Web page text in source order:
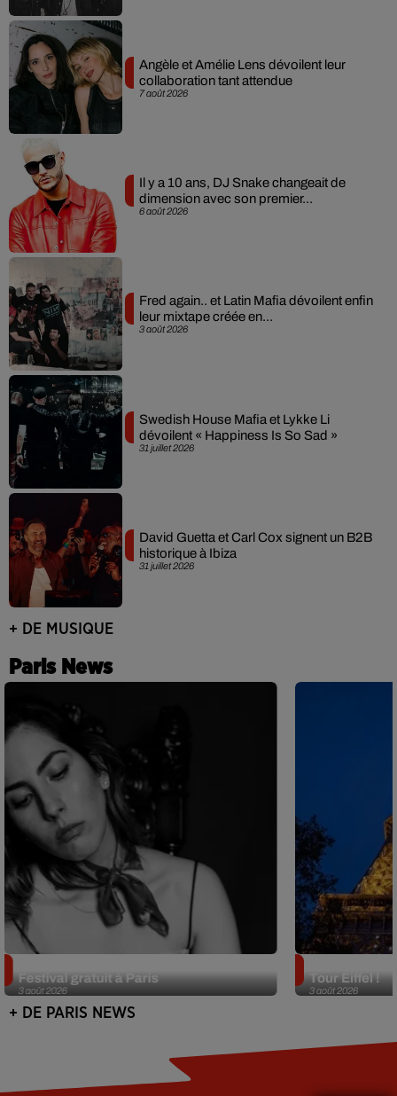
7 août 2026
Angèle et Amélie Lens dévoilent leur
collaboration tant attendue
6 août 2026
Il y a 10 ans, DJ Snake changeait de
dimension avec son premier...
3 août 2026
Fred again.. et Latin Mafia dévoilent enfin
leur mixtape créée en...
31 juillet 2026
Swedish House Mafia et Lykke Li
dévoilent « Happiness Is So Sad »
31 juillet 2026
David Guetta et Carl Cox signent un B2B
historique à Ibiza
+ DE MUSIQUE
Paris News
3 août 2026
Festival gratuit à Paris
3 août 2026
Tour Eiffel !
+ DE PARIS NEWS